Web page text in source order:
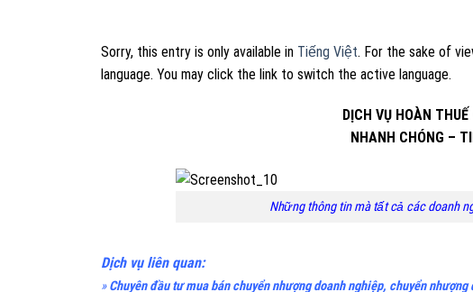
Sorry, this entry is only available in Tiếng Việt. For the sake of
language. You may click the link to switch the active language.
DỊCH VỤ HOÀN
NHANH CHÓNG –
Những thông tin mà tất cả các doanh
Dịch vụ liên quan:
»Chuyên đầu tư mua bán chuyển nhượng doanh nghiệp, chuyển